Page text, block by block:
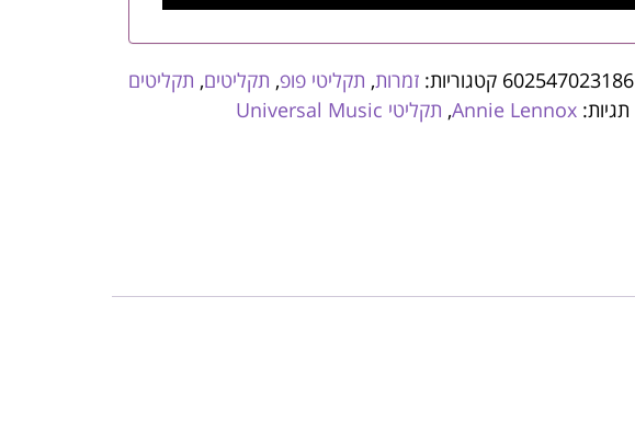
602547023186 קטגוריות: זמרות, תקליטי פופ, תקליטים, תקליטים
תגיות: Annie Lennox
, תקליטי Universal Music